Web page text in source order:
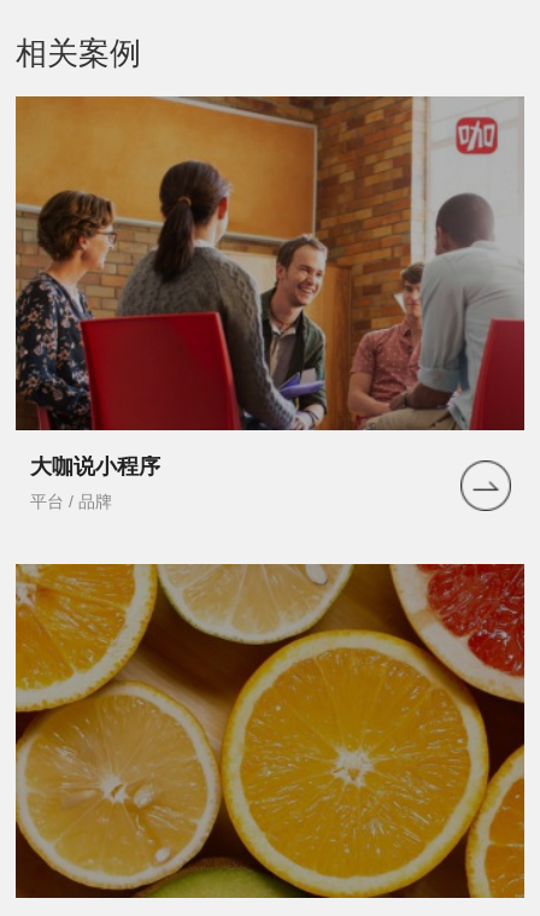
相关案例
大咖说小程序
平台 / 品牌